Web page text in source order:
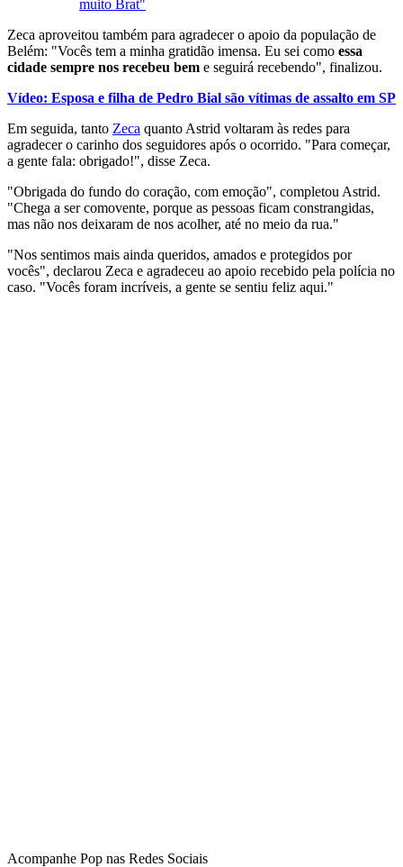
muito Brat"
Zeca aproveitou também para agradecer o apoio da população de
Belém: "Vocês tem a minha gratidão imensa. Eu sei como essa
cidade sempre nos recebeu bem e seguirá recebendo", finalizou.
Vídeo: Esposa e filha de Pedro Bial são vítimas de assalto em SP
Em seguida, tanto Zeca quanto Astrid voltaram às redes para
agradecer o carinho dos seguidores após o ocorrido. "Para começar,
a gente fala: obrigado!", disse Zeca.
"Obrigada do fundo do coração, com emoção", completou Astrid.
"Chega a ser comovente, porque as pessoas ficam constrangidas,
mas não nos deixaram de nos acolher, até no meio da rua."
"Nos sentimos mais ainda queridos, amados e protegidos por
vocês", declarou Zeca e agradeceu ao apoio recebido pela polícia no
caso. "Vocês foram incríveis, a gente se sentiu feliz aqui."
Acompanhe Pop nas Redes Sociais